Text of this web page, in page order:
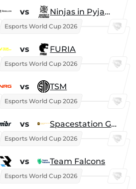
vs Ninjas in Pyjamas
Esports World Cup 2026
vs FURIA
Esports World Cup 2026
vs TSM
Esports World Cup 2026
vs Spacestation Gaming
Esports World Cup 2026
vs Team Falcons
Esports World Cup 2026